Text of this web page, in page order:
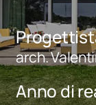
arch.
Anno di